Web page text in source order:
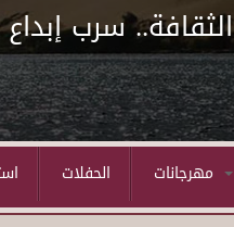
الثقافة.. سرب
الحفلات